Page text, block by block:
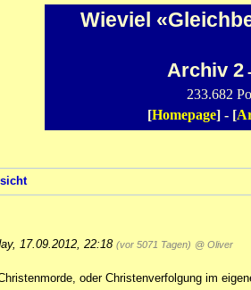
Wieviel
Archiv 2
233.682
[Homepage] - [
17.09.2012, 22:18 (vor 5071 Tagen) @ Oliver
oder Christenverfolgung im